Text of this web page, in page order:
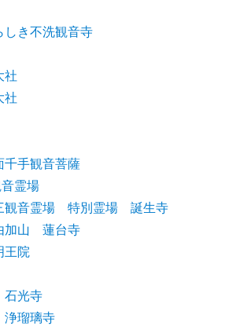
しき不洗観音寺
社
社
千手観音菩薩
霊場
観音霊場 特別霊場 誕生寺
加山 蓮台寺
院
光寺
瑠璃寺